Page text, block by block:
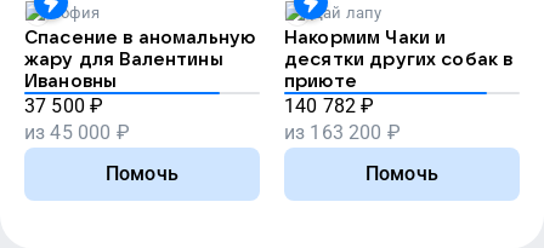
София
Спасение в аномальную
жару для Валентины
Ивановны
37 500 ₽
из45 000 ₽
Помочь
Дай лапу
Накормим Чаки и
десятки других собак в
приюте
140 782 ₽
из 163 200 ₽
Помочь